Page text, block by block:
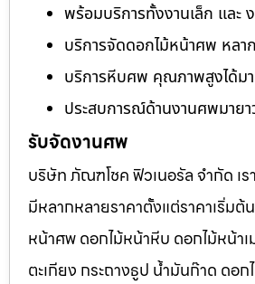
พร้อมบริการทั้งงานเล็ก และ
บริการจัดดอกไม้หน้าศพ หลา
บริการหีบศพ คุณภาพสูงได้ม
ประสบการณ์ด้านงานศพมาย
รับจัดงานศพ
บริษัท ภัณฑโชค ฟิวเนอรัล จำกัด เ
มีหลากหลายราคาตั้งแต่ราคาเริ่ม
หน้าศพ ดอกไม้หน้าหีบ ดอกไม้หน้
ตะเกียง กระถางธูป น้ำมันก๊าด ดอ